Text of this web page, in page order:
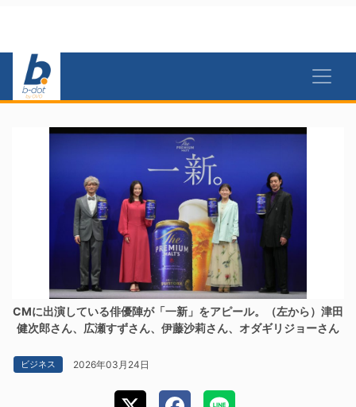
CMに出演している俳優陣が「一新」をアピール。（左から）津田
健次郎さん、広瀬すずさん、伊藤沙莉さん、オダギリジョーさん
ビジネス 2026年03月24日